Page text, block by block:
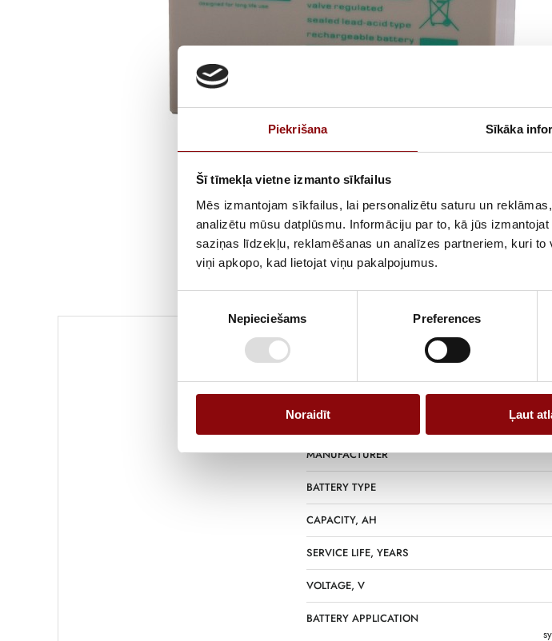
Piekrišana Sīkāka
Šī tīmekļa vietne izmanto sīkfailus
Mēs izmantojam sīkfailus, lai personalizētu saturu un
analizētu mūsu datplūsmu. Informāciju par to, kā jūs
saziņas līdzekļu, reklamēšanas un analīzes partneriem, kuri
viņi apkopo, kad lietojat viņu pakalpojumus.
izvēle
Nepieciešams Preferences
Noraidīt Ļaut
DIMENSIONS
MANUFACTURER
BATTERY TYPE
CAPACITY, AH
SERVICE LIFE, YEARS
VOLTAGE, V
BATTERY APPLICATION